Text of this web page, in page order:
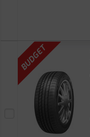
BUDGET